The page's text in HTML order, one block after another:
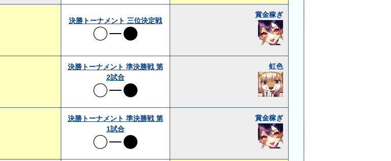
決勝トーナメント 三位決定戦
賞金稼ぎ
決勝トーナメント 準決勝戦 第
2試合
虹色
決勝トーナメント 準決勝戦 第
1試合
賞金稼ぎ